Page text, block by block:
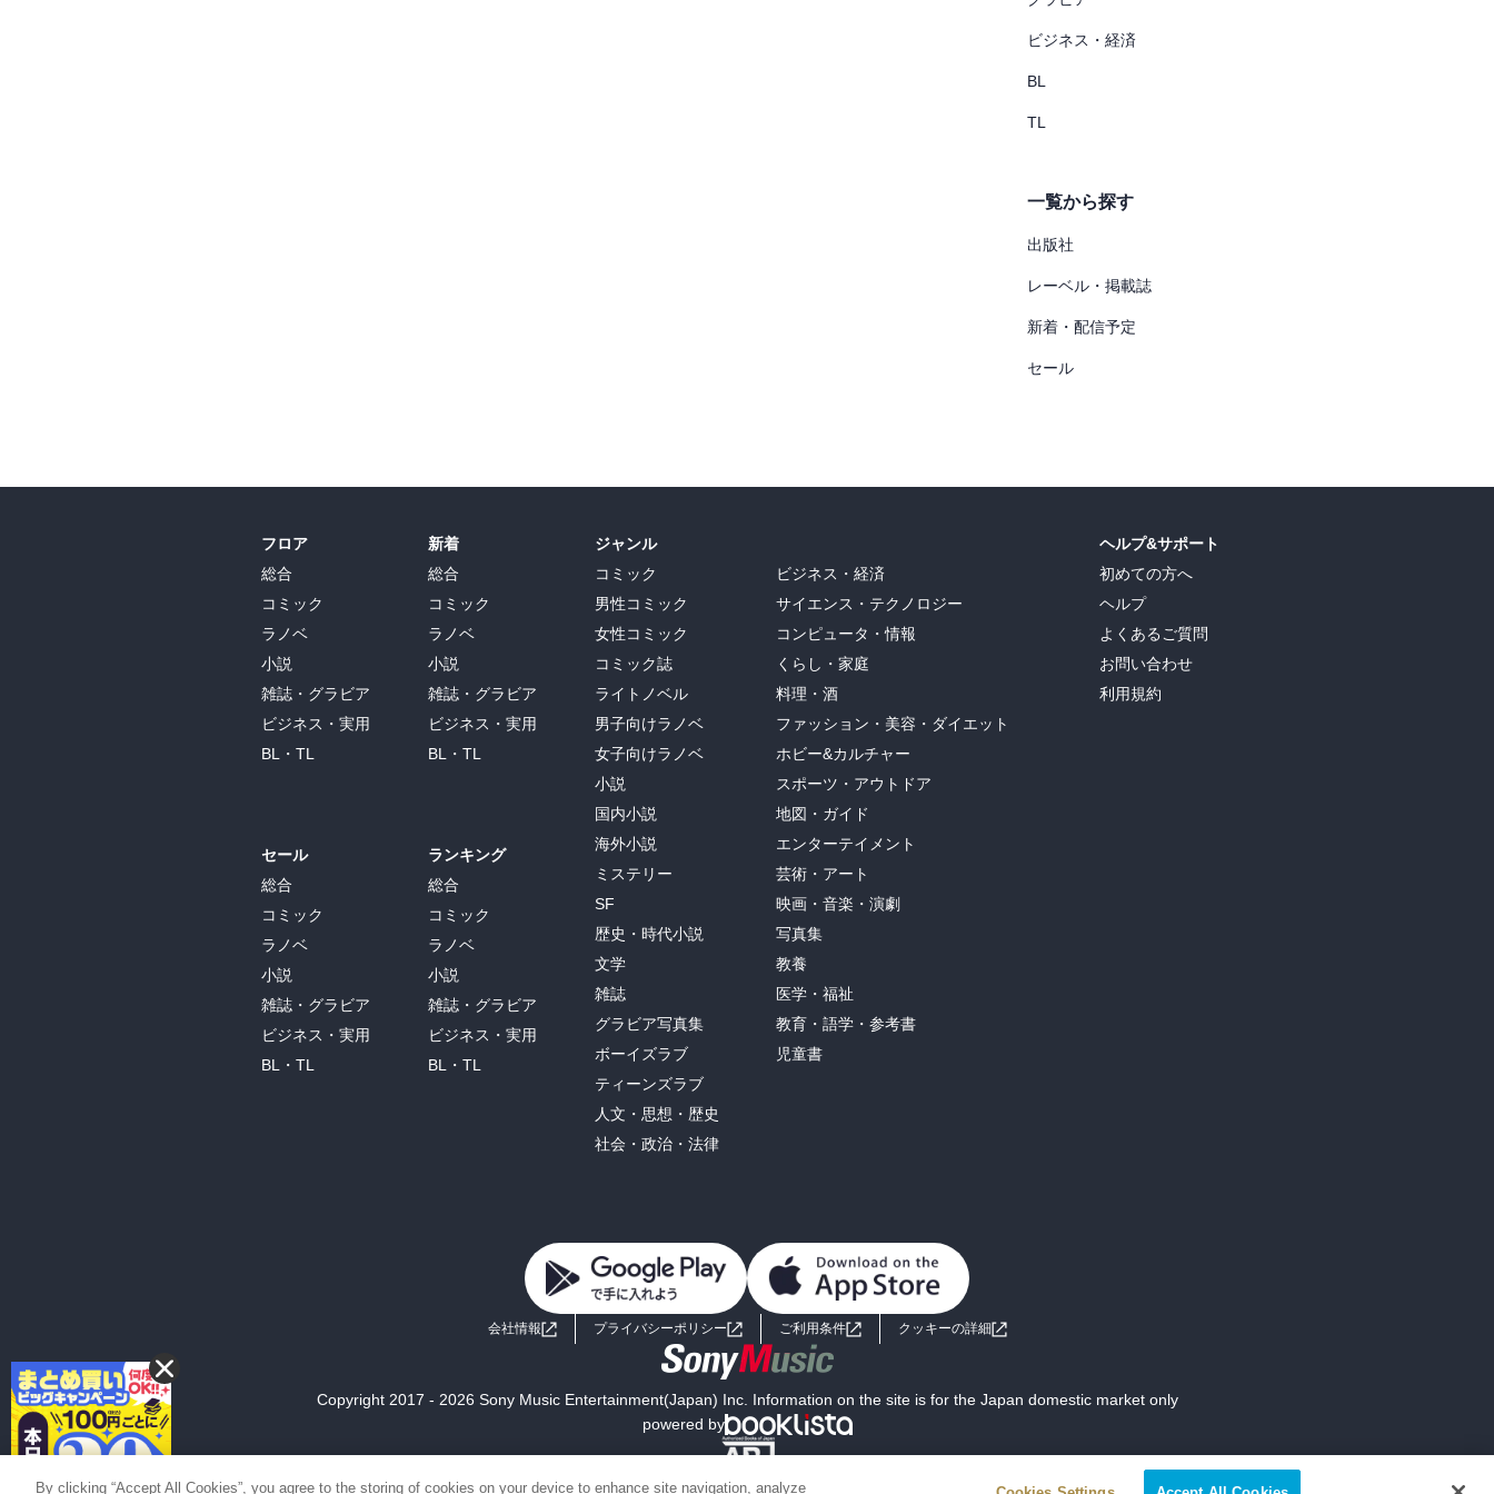
ビジネス・経済
BL
TL
一覧から探す
出版社
レーベル・掲載誌
新着・配信予定
セール
フロア
総合
コミック
ラノベ
小説
雑誌・グラビア
ビジネス・実用
BL・TL
セール
総合
コミック
ラノベ
小説
雑誌・グラビア
ビジネス・実用
BL・TL
新着
総合
コミック
ラノベ
小説
雑誌・グラビア
ビジネス・実用
BL・TL
ランキング
総合
コミック
ラノベ
小説
雑誌・グラビア
ビジネス・実用
BL・TL
ジャンル
コミック
男性コミック
女性コミック
コミック誌
ライトノベル
男子向けラノベ
女子向けラノベ
小説
国内小説
海外小説
ミステリー
SF
歴史・時代小説
文学
雑誌
グラビア写真集
ボーイズラブ
ティーンズラブ
人文・思想・歴史
社会・政治・法律
ビジネス・経済
サイエンス・テクノロジー
コンピュータ・情報
くらし・家庭
料理・酒
ファッション・美容・ダイエット
ホビー&カルチャー
スポーツ・アウトドア
地図・ガイド
エンターテイメント
芸術・アート
映画・音楽・演劇
写真集
教養
医学・福祉
教育・語学・参考書
児童書
ヘルプ&サポート
初めての方へ
ヘルプ
よくあるご質問
お問い合わせ
利用規約
会社情報 プライバシーポリシー ご利用条件 クッキーの詳細
Copyright 2017 - 2026 Sony Music Entertainment(Japan) Inc. Information on the site is for the Japan domestic market only
powered by
By clicking “Accept All Cookies”, you agree to the storing of cookies on your device to enhance site navigation, analyze